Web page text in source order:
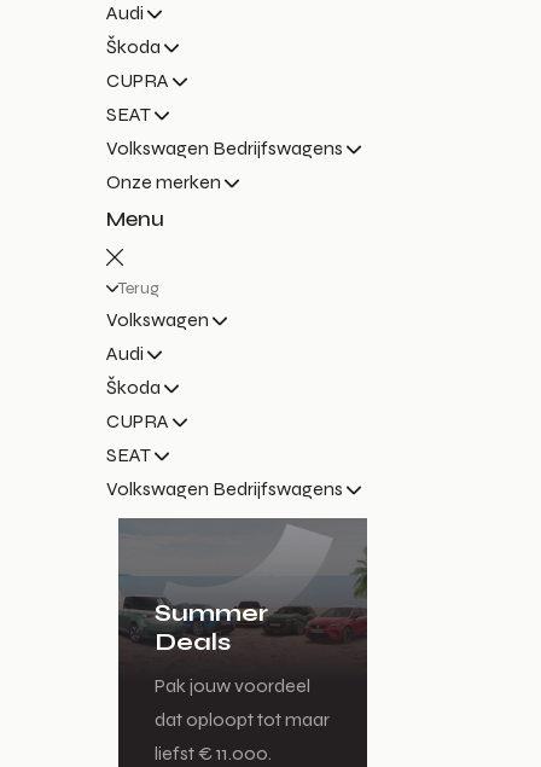
Audi
Škoda
CUPRA
SEAT
Volkswagen Bedrijfswagens
Onze merken
Menu
Terug
Volkswagen
Audi
Škoda
CUPRA
SEAT
Volkswagen Bedrijfswagens
Summer
Deals
Pak jouw voordeel
dat oploopt tot maar
liefst € 11.000.